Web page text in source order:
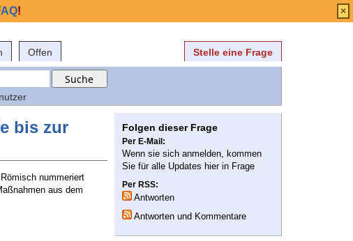
Offen Stelle eine Frage
bis zur
nummeriert
aus dem
Folgen dieser Frage
Per E-Mail:
Wenn sie sich anmelden, kommen
Sie für alle Updates hier in Frage
Per RSS:
Antworten
Antworten und Kommentare
! ×